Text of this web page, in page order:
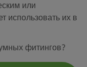
или
использовать их в
фитингов?